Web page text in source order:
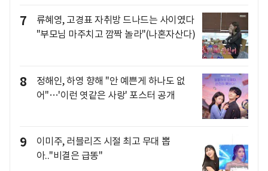
7
류혜영, 고경표 자취방 드나드는 사이였다
"부모님 마주치고 깜짝 놀라"(나혼자산다)
8
정해인, 하영 향해 "안 예쁜게 하나도 없
어"…'이런 엿같은 사랑' 포스터 공개
9
이미주, 러블리즈 시절 최고 무대 뽑
아.."비결은 급똥"